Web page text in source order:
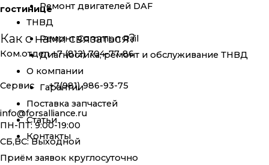
Ремонт двигателей DAF
ТНВД
Ремонт Common Rail
Диагностика, ремонт и обслуживание ТНВД
О компании
Гарантии
Поставка запчастей
Статьи
Контакты
гостинице
Как с нами связаться?
Ком.отдел +7 (812) 704-77-86
Сервис +7(981) 986-93-75
info@forsalliance.ru
ПН-ПТ: 9:00-19:00
СБ,ВС: Выходной
Приём заявок круглосуточно